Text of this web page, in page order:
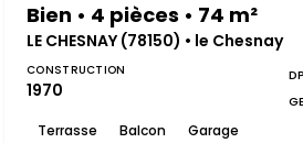
Bien • 4 pièces • 74 m²
LE CHESNAY (78150) • le Chesnay
CONSTRUCTION
1970
Terrasse Balcon Garage